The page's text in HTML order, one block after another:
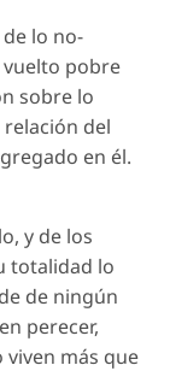
lo no-
vuelto pobre
sobre lo
del
en él.
y de los
totalidad lo
de ningún
perecer,
viven más que